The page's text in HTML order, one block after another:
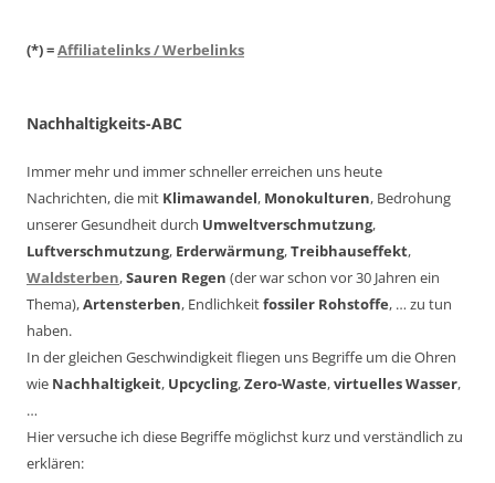
(*) =Affiliatelinks / Werbelinks
Nachhaltigkeits-ABC
Immer mehr und immer schneller erreichen uns heute
Nachrichten, die mit Klimawandel, Monokulturen, Bedrohung
unserer Gesundheit durch Umweltverschmutzung,
Luftverschmutzung, Erderwärmung,Treibhauseffekt,
Waldsterben,Sauren Regen (der war schon vor 30 Jahren ein
Thema),Artensterben, Endlichkeitfossiler Rohstoffe, … zu tun
haben.
In der gleichen Geschwindigkeit fliegen uns Begriffe um die Ohren
wie Nachhaltigkeit, Upcycling,Zero-Waste,virtuelles Wasser,
…
Hier versuche ich diese Begriffe möglichst kurz und verständlich zu
erklären: